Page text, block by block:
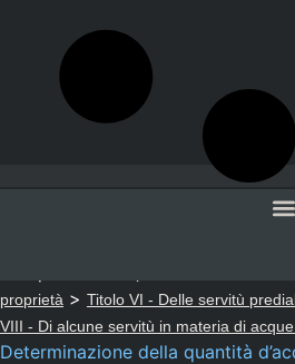
proprietà > Titolo VI - Delle servitù
VIII - Di alcune servitù in materia di acque
Determinazione della quantità